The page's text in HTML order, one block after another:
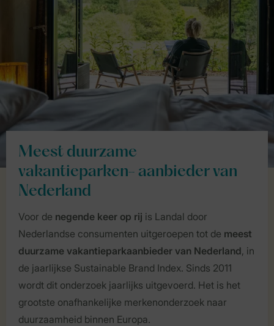
Meest duurzame
vakantieparken- aanbieder van
Nederland
Voor de negende keer op rij is Landal door
Nederlandse consumenten uitgeroepen tot de meest
duurzame vakantieparkaanbieder van Nederland, in
de jaarlijkse Sustainable Brand Index. Sinds 2011
wordt dit onderzoek jaarlijks uitgevoerd. Het is het
grootste onafhankelijke merkenonderzoek naar
duurzaamheid binnen Europa.